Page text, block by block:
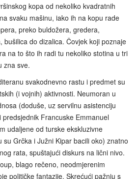
kopa od nekoliko kvadratnih
svaku mašinu, iako ih na kopu rade
preko buldožera, gredera,
bušilica do dizalica. Čovjek koji poznaje
na to što ih radi tu nekoliko stotina u tri
zna sve.
svakodnevno rastu i predmet su
(i vojnih) aktivnosti. Neumoran u
(doduše, uz servilnu asistenciju
Francuske Emmanuel
udaljene od turske ekskluzivne
su Grčka i Južni Kipar bacili oko) znatno
rata, spuštajući diskurs na lični nivo.
blago rečeno, neodmjerenim
političke fantazije. Skrećući pažnju s